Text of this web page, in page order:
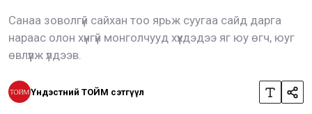
Санаа зоволгүй сайхан тоо ярьж суугаа сайд дарга
нараас олон хүнгүй монголчууд хүүхдэдээ яг юу өгч, юуг
өвлүүлж үлдээв.
Үндэстний ТОЙМ сэтгүүл